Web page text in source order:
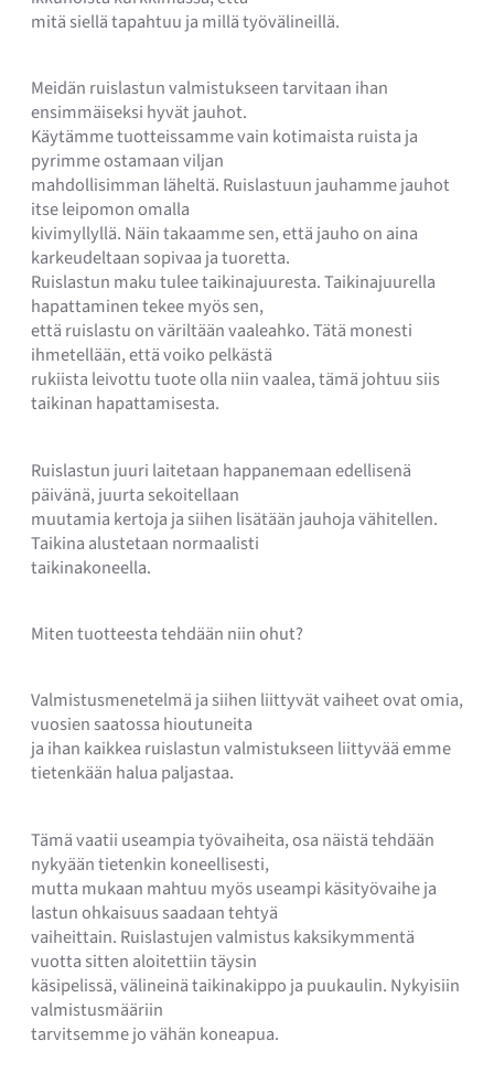
mitä siellä tapahtuu ja millä työvälineillä.
Meidän ruislastun valmistukseen tarvitaan ihan
ensimmäiseksi hyvät jauhot.
Käytämme tuotteissamme vain kotimaista ruista ja
pyrimme ostamaan viljan
mahdollisimman läheltä. Ruislastuun jauhamme jauhot
itse leipomon omalla
kivimyllyllä. Näin takaamme sen, että jauho on aina
karkeudeltaan sopivaa ja tuoretta.
Ruislastun maku tulee taikinajuuresta. Taikinajuurella
hapattaminen tekee myös sen,
että ruislastu on väriltään vaaleahko. Tätä monesti
ihmetellään, että voiko pelkästä
rukiista leivottu tuote olla niin vaalea, tämä johtuu siis
taikinan hapattamisesta.
Ruislastun juuri laitetaan happanemaan edellisenä
päivänä, juurta sekoitellaan
muutamia kertoja ja siihen lisätään jauhoja vähitellen.
Taikina alustetaan normaalisti
taikinakoneella.
Miten tuotteesta tehdään niin ohut?
Valmistusmenetelmä ja siihen liittyvät vaiheet ovat omia,
vuosien saatossa hioutuneita
ja ihan kaikkea ruislastun valmistukseen liittyvää emme
tietenkään halua paljastaa.
Tämä vaatii useampia työvaiheita, osa näistä tehdään
nykyään tietenkin koneellisesti,
mutta mukaan mahtuu myös useampi käsityövaihe ja
lastun ohkaisuus saadaan tehtyä
vaiheittain. Ruislastujen valmistus kaksikymmentä
vuotta sitten aloitettiin täysin
käsipelissä, välineinä taikinakippo ja puukaulin. Nykyisiin
valmistusmääriin
tarvitsemme jo vähän koneapua.